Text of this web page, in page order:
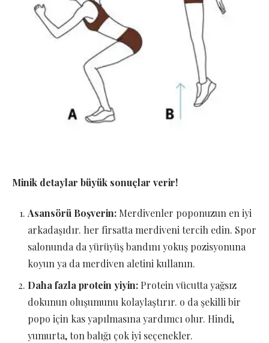
Minik detaylar büyük sonuçlar verir!
Asansörü Boşverin:Merdivenler poponuzun en iyi
arkadaşıdır. her firsatta merdiveni tercih edin. Spor
salonunda da yürüyüş bandını yokuş pozisyonuna
koyun ya da merdiven aletini kullanın.
Daha fazla protein yiyin:Protein vücutta yağsız
dokunun oluşumunu kolaylaştırır. o da şekilli bir
popo için kas yapılmasına yardımcı olur. Hindi,
yumurta, ton balığı çok iyi seçenekler.